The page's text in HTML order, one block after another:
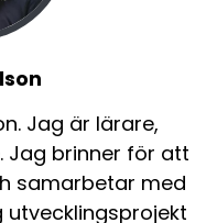
Jag är lärare,
brinner för att
samarbetar med
utvecklingsprojekt